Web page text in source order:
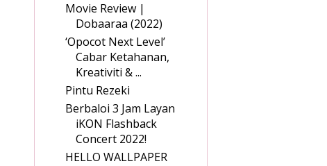
Movie Review |
Dobaaraa (2022)
‘Opocot Next Level’
Cabar Ketahanan,
Kreativiti & ...
Pintu Rezeki
Berbaloi 3 Jam Layan
iKON Flashback
Concert 2022!
HELLO WALLPAPER